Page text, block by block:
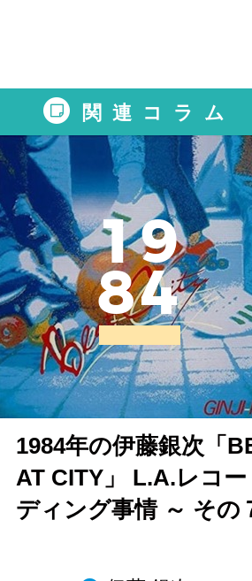
関連コラム
19
84
1984年の伊藤銀次「
AT CITY」 L.A.レコー
ディング事情 ～ その